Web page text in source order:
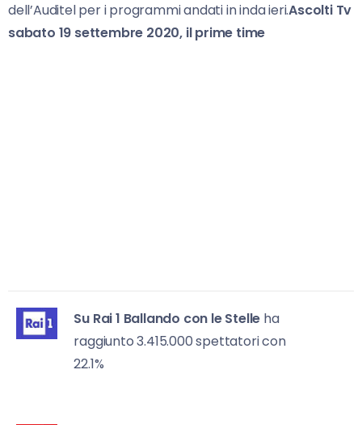
dell’Auditel per i programmi andati in inda ieri.Ascolti Tv
sabato 19 settembre 2020, il prime time
Su Rai 1 Ballando con le Stelle ha
raggiunto 3.415.000 spettatori con
22.1%